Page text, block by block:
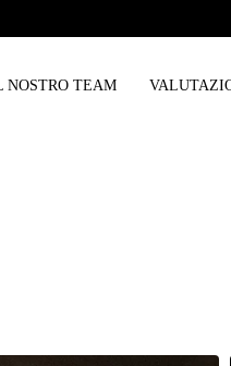
NOSTRO TEAM